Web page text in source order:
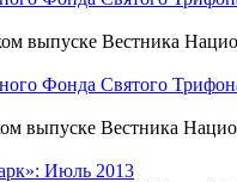
выпуске Вестника
Фонда Святого
выпуске Вестника
Июль 2013